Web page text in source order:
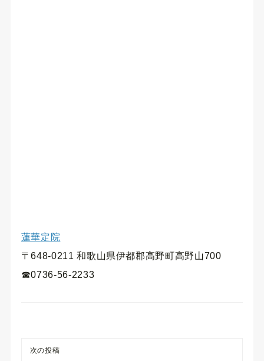
蓮華定院
〒648-0211 和歌山県伊都郡高野町高野山700
☎0736-56-2233
次の投稿